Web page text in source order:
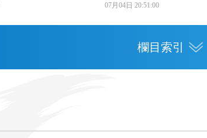
07月04日 20:51:00
欄目索引
灣區人才 灣區政策